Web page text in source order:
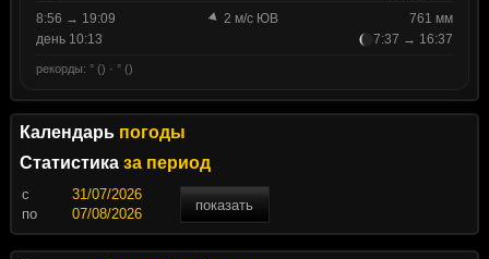
8:56 → 19:09
2 м/с ЮВ
761 мм
день 10:13
7:37 → 16:37
рекорды: ° () · ° ()
Календарь погоды
Статистика за период
c
показать
по